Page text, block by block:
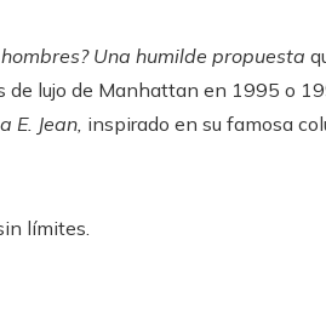
Una humilde propuesta
lujo de Manhattan en 1995 o
E. Jean, inspirado en su famosa
límites.